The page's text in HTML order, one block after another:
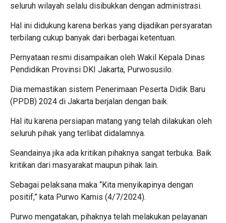
seluruh wilayah selalu disibukkan dengan administrasi.
Hal ini didukung karena berkas yang dijadikan persyaratan
terbilang cukup banyak dari berbagai ketentuan.
Pernyataan resmi disampaikan oleh Wakil Kepala Dinas
Pendidikan Provinsi DKI Jakarta, Purwosusilo.
Dia memastikan sistem Penerimaan Peserta Didik Baru
(PPDB) 2024 di Jakarta berjalan dengan baik.
Hal itu karena persiapan matang yang telah dilakukan oleh
seluruh pihak yang terlibat didalamnya.
Seandainya jika ada kritikan pihaknya sangat terbuka. Baik
kritikan dari masyarakat maupun pihak lain.
Sebagai pelaksana maka “Kita menyikapinya dengan
positif,” kata Purwo Kamis (4/7/2024).
Purwo mengatakan, pihaknya telah melakukan pelayanan